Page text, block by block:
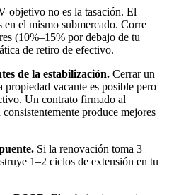
objetivo no es la tasación. El
en el mismo submercado. Corre
(10%–15% por debajo de tu
de retiro de efectivo.
de la estabilización. Cerrar un
vacante es posible pero
Un contrato firmado al
produce mejores
Si la renovación toma 3
1–2 ciclos de extensión en tu